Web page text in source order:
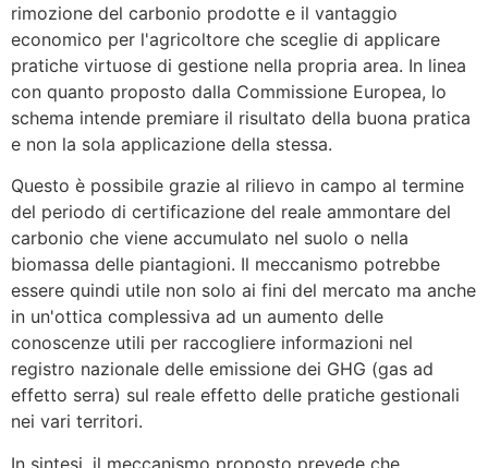
rimozione del carbonio prodotte e il vantaggio
economico per l'agricoltore che sceglie di applicare
pratiche virtuose di gestione nella propria area. In linea
con quanto proposto dalla Commissione Europea, lo
schema intende premiare il risultato della buona pratica
e non la sola applicazione della stessa.
Questo è possibile grazie al rilievo in campo al termine
del periodo di certificazione del reale ammontare del
carbonio che viene accumulato nel suolo o nella
biomassa delle piantagioni. Il meccanismo potrebbe
essere quindi utile non solo ai fini del mercato ma anche
in un'ottica complessiva ad un aumento delle
conoscenze utili per raccogliere informazioni nel
registro nazionale delle emissione dei GHG (gas ad
effetto serra) sul reale effetto delle pratiche gestionali
nei vari territori.
In sintesi, il meccanismo proposto prevede che